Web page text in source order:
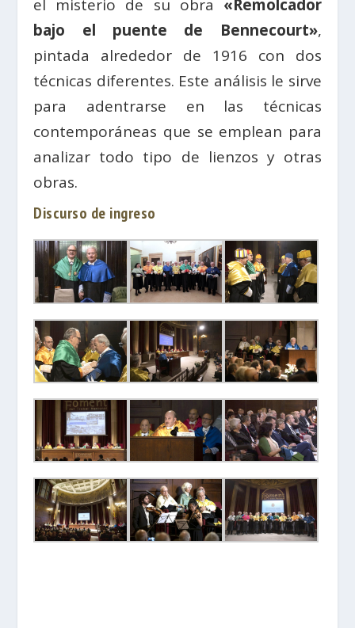
el misterio de su obra «Remolcador
bajo el puente de Bennecourt»,
pintada alrededor de 1916 con dos
técnicas diferentes. Este análisis le sirve
para adentrarse en las técnicas
contemporáneas que se emplean para
analizar todo tipo de lienzos y otras
obras.
Discurso de ingreso